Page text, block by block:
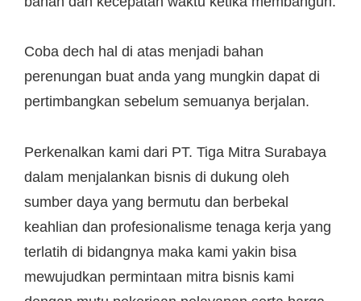
Coba dech hal di atas menjadi bahan
perenungan buat anda yang mungkin dapat di
pertimbangkan sebelum semuanya berjalan.
Perkenalkan kami dari PT. Tiga Mitra Surabaya
dalam menjalankan bisnis di dukung oleh
sumber daya yang bermutu dan berbekal
keahlian dan profesionalisme tenaga kerja yang
terlatih di bidangnya maka kami yakin bisa
mewujudkan permintaan mitra bisnis kami